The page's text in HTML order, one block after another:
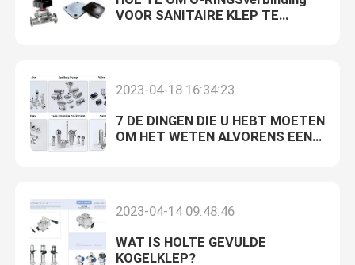
VOOR SANITAIRE KLEP TE
2023-04-18 16:34:23
7 DE DINGEN DIE U HEBT MOETEN
OM HET WETEN ALVORENS EEN
2023-04-14 09:48:46
WAT IS HOLTE GEVULDE
KOGELKLEP?